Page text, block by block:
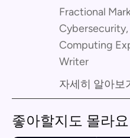
Fractional
Computing
Writer
자세히 알아보
좋아할지도 몰라요